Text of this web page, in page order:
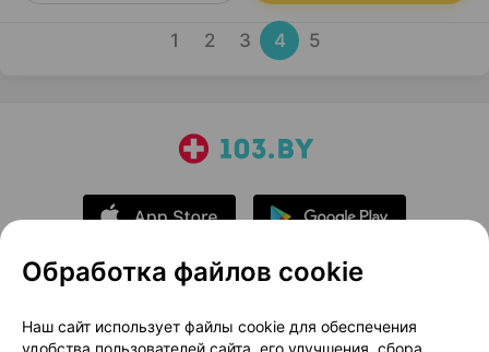
1 2 3 4 5
О проекте
Новости проекта
Обработка файлов cookie
Наш сайт использует файлы cookie для обеспечения
удобства пользователей сайта, его улучшения, сбора